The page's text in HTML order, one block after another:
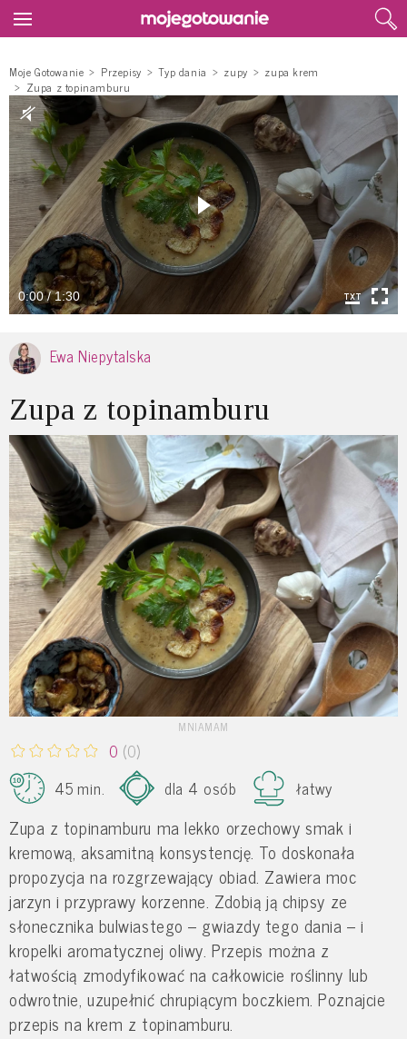
Moje Gotowanie Przepisy Typ dania zupy
zupa krem
Zupa z topinamburu
0:00 / 1:30
Ewa Niepytalska
Zupa z topinamburu
MNIAMAM
0 (0)
45 min.
dla 4 osób łatwy
Zupa z topinamburu ma lekko orzechowy smak i
kremową, aksamitną konsystencję. To doskonała
propozycja na rozgrzewający obiad. Zawiera moc
jarzyn i przyprawy korzenne. Zdobią ją chipsy ze
słonecznika bulwiastego – gwiazdy tego dania – i
kropelki aromatycznej oliwy. Przepis można z
łatwością zmodyfikować na całkowicie roślinny lub
odwrotnie, uzupełnić chrupiącym boczkiem. Poznajcie
przepis na krem z topinamburu.